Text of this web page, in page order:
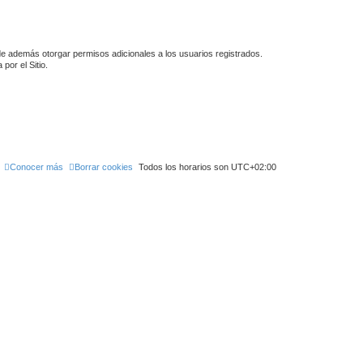
otorgar permisos adicionales a los usuarios registrados.
el Sitio.
Todos los horarios son UTC+02:00
Borrar cookies
Conocer más